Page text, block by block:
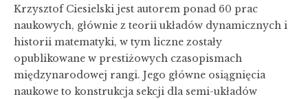
Krzysztof Ciesielski jest autorem ponad 60 prac
naukowych, głównie z teorii układów dynamicznych i
historii matematyki, w tym liczne zostały
opublikowane w prestiżowych czasopismach
międzynarodowej rangi. Jego główne osiągnięcia
naukowe to konstrukcja sekcji dla semi-układów